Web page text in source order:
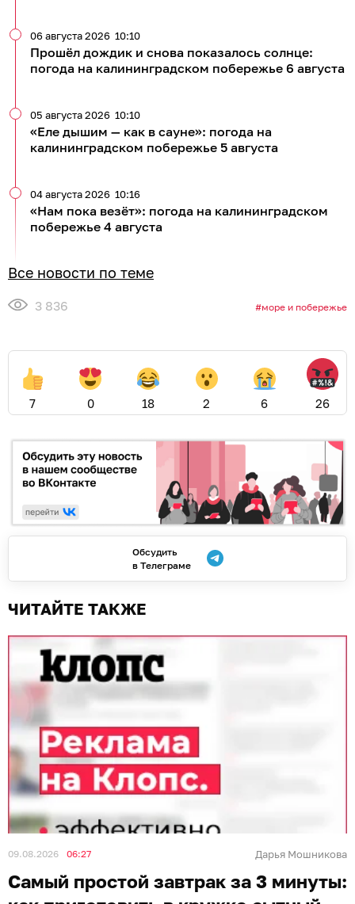
Прошёл дождик и снова показалось солнце:
погода на калининградском побережье 6 августа
06 августа 2026 10:10
«Еле дышим — как в сауне»: погода на
калининградском побережье 5 августа
05 августа 2026 10:10
«Нам пока везёт»: погода на калининградском
побережье 4 августа
04 августа 2026 10:16
Все новости по теме
3 836 море и побережье
7 0 18 2 6 26
Обсудить
в Телеграме
ЧИТАЙТЕ ТАКЖЕ
09.08.2026 06:27 Дарья Мошникова
Самый простой завтрак за 3 минуты: